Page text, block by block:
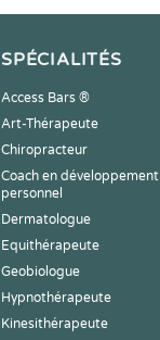
SPÉCIALITÉS
Access Bars ®
Art-Thérapeute
Chiropracteur
Coach en développement
personnel
Dermatologue
Equithérapeute
Geobiologue
Hypnothérapeute
Kinesithérapeute